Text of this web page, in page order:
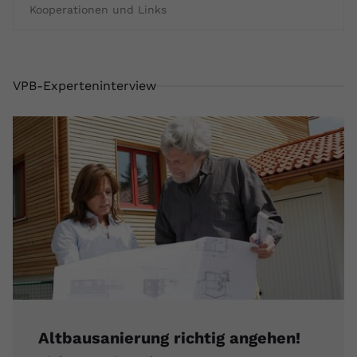
Kooperationen und Links
VPB-Experteninterview
Altbausanierung richtig angehen!
registriert eine eindeutige ID, um
Name yt-remote-connected-devices
Anbieter Youtube.com
Laufzeit Session
Zweck
YouTube setzt diesen Cookie, um die
Videopräferenzen des Nutzers zu
speichern, der eingebettete YouTube-